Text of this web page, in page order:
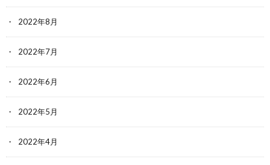
2022年8月
2022年7月
2022年6月
2022年5月
2022年4月